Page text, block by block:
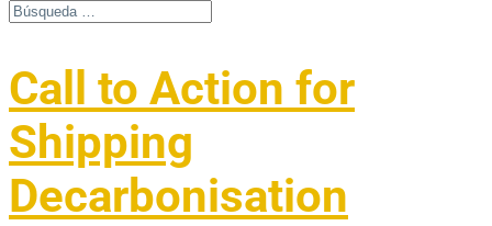
Call to Action for
Shipping
Decarbonisation